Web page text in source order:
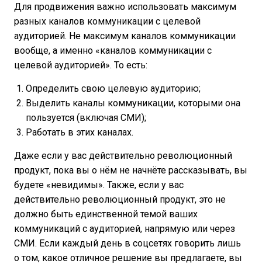
Для продвижения важно использовать максимум
разных каналов коммуникации с целевой
аудиторией. Не максимум каналов коммуникации
вообще, а именно «каналов коммуникации с
целевой аудиторией». То есть:
Определить свою целевую аудиторию;
Выделить каналы коммуникации, которыми она
пользуется (включая СМИ);
Работать в этих каналах.
Даже если у вас действительно революционный
продукт, пока вы о нём не начнёте рассказывать, вы
будете «невидимы». Также, если у вас
действительно революционный продукт, это не
должно быть единственной темой ваших
коммуникаций с аудиторией, напрямую или через
СМИ. Если каждый день в соцсетях говорить лишь
о том, какое отличное решение вы предлагаете, вы